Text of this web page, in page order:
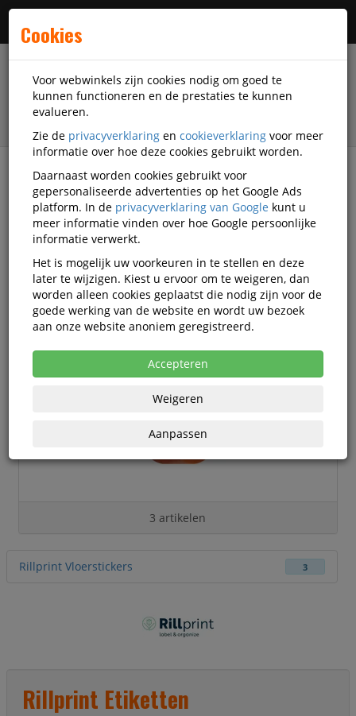
filter
Veiligheidsartikelen Rillprint
Rillprint veiligheidsartikelen
Rillprint Veiligheidstoebehoren
3 artikelen
Rillprint Vloerstickers 3
Rillprint Etiketten
Cookies
Voor webwinkels zijn cookies nodig om goed te
kunnen functioneren en de prestaties te kunnen
evalueren.
Zie de privacyverklaring en cookieverklaring voor meer
informatie over hoe deze cookies gebruikt worden.
Daarnaast worden cookies gebruikt voor
gepersonaliseerde advertenties op het Google Ads
platform. In de privacyverklaring van Google kunt u
meer informatie vinden over hoe Google persoonlijke
informatie verwerkt.
Het is mogelijk uw voorkeuren in te stellen en deze
later te wijzigen. Kiest u ervoor om te weigeren, dan
worden alleen cookies geplaatst die nodig zijn voor de
goede werking van de website en wordt uw bezoek
aan onze website anoniem geregistreerd.
Accepteren
Weigeren
Aanpassen